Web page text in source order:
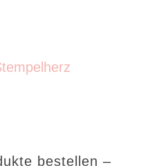
bestellen –